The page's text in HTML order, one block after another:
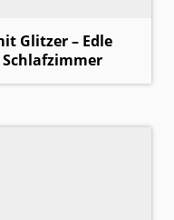
Glitzer – Edle